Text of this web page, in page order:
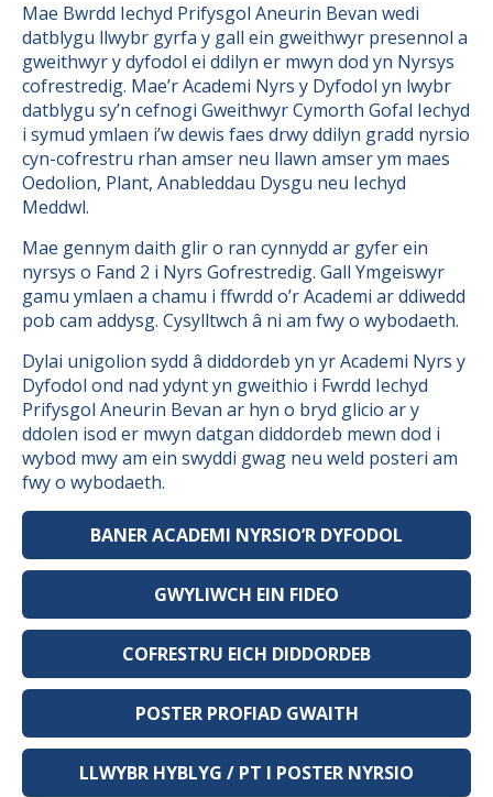
Mae Bwrdd Iechyd Prifysgol Aneurin Bevan wedi
datblygu llwybr gyrfa y gall ein gweithwyr presennol a
gweithwyr y dyfodol ei ddilyn er mwyn dod yn Nyrsys
cofrestredig. Mae’r Academi Nyrs y Dyfodol yn lwybr
datblygu sy’n cefnogi Gweithwyr Cymorth Gofal Iechyd
i symud ymlaen i’w dewis faes drwy ddilyn gradd nyrsio
cyn-cofrestru rhan amser neu llawn amser ym maes
Oedolion, Plant, Anableddau Dysgu neu Iechyd
Meddwl.
Mae gennym daith glir o ran cynnydd ar gyfer ein
nyrsys o Fand 2 i Nyrs Gofrestredig. Gall Ymgeiswyr
gamu ymlaen a chamu i ffwrdd o’r Academi ar ddiwedd
pob cam addysg. Cysylltwch â ni am fwy o wybodaeth.
Dylai unigolion sydd â diddordeb yn yr Academi Nyrs y
Dyfodol ond nad ydynt yn gweithio i Fwrdd Iechyd
Prifysgol Aneurin Bevan ar hyn o bryd glicio ar y
ddolen isod er mwyn datgan diddordeb mewn dod i
wybod mwy am ein swyddi gwag neu weld posteri am
fwy o wybodaeth.
BANER ACADEMI NYRSIO’R DYFODOL
GWYLIWCH EIN FIDEO
COFRESTRU EICH DIDDORDEB
POSTER PROFIAD GWAITH
LLWYBR HYBLYG / PT I POSTER NYRSIO